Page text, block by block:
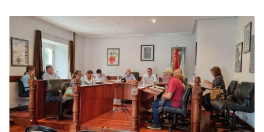
MEDICINA FÍSICA Y REHABILITACIÓN
Lucía Ros Dopico, médico especialista: “Mi sueño